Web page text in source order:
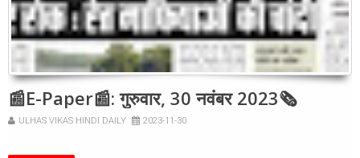
📰E-Paper📰: गुरुवार, 30 नवंबर 2023🗞
ULHAS VIKAS HINDI DAILY 2023-11-30